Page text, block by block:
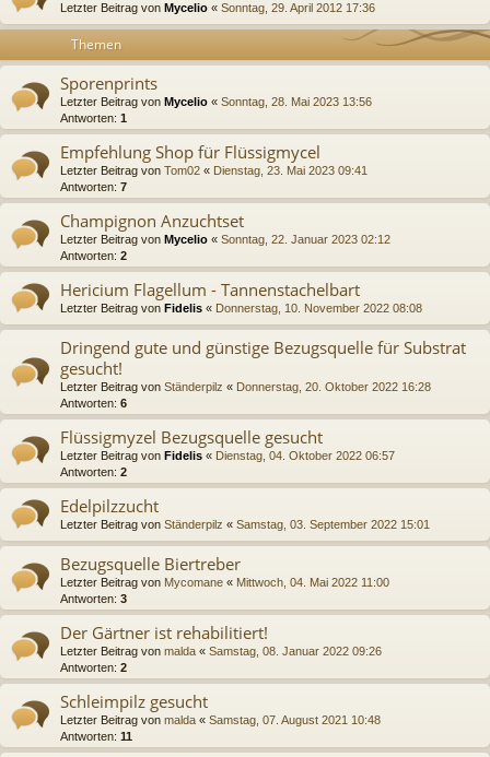
Letzter Beitrag von Mycelio « Sonntag, 29. April 2012 17:36
Themen
Sporenprints
Letzter Beitrag von Mycelio « Sonntag, 28. Mai 2023 13:56
Antworten: 1
Empfehlung Shop für Flüssigmycel
Letzter Beitrag von Tom02 « Dienstag, 23. Mai 2023 09:41
Antworten: 7
Champignon Anzuchtset
Letzter Beitrag von Mycelio « Sonntag, 22. Januar 2023 02:12
Antworten: 2
Hericium Flagellum - Tannenstachelbart
Letzter Beitrag von Fidelis « Donnerstag, 10. November 2022 08:08
Dringend gute und günstige Bezugsquelle für Substrat
gesucht!
Letzter Beitrag von Ständerpilz « Donnerstag, 20. Oktober 2022 16:28
Antworten: 6
Flüssigmyzel Bezugsquelle gesucht
Letzter Beitrag von Fidelis « Dienstag, 04. Oktober 2022 06:57
Antworten: 2
Edelpilzzucht
Letzter Beitrag von Ständerpilz « Samstag, 03. September 2022 15:01
Bezugsquelle Biertreber
Letzter Beitrag von Mycomane « Mittwoch, 04. Mai 2022 11:00
Antworten: 3
Der Gärtner ist rehabilitiert!
Letzter Beitrag von malda « Samstag, 08. Januar 2022 09:26
Antworten: 2
Schleimpilz gesucht
Letzter Beitrag von malda « Samstag, 07. August 2021 10:48
Antworten: 11